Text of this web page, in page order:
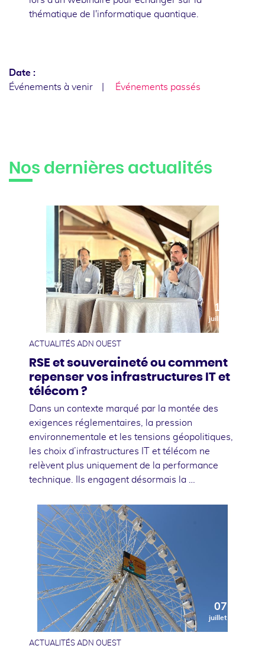
thématique de l'informatique quantique.
Date :
Événements à venir
Événements passés
Nos dernières actualités
10
juillet
ACTUALITÉS ADN OUEST
RSE et souveraineté ou comment
repenser vos infrastructures IT et
télécom ?
Dans un contexte marqué par la montée des
exigences réglementaires, la pression
environnementale et les tensions géopolitiques,
les choix d’infrastructures IT et télécom ne
relèvent plus uniquement de la performance
technique. Ils engagent désormais la …
07
juillet
ACTUALITÉS ADN OUEST